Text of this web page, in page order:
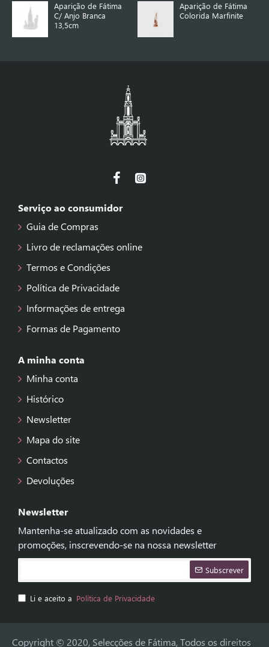
Aparição de Fátima
C/ Anjo Branca
13,5cm
Aparição de Fátima
Colorida Marfinite
Serviço ao consumidor
Guia de Compras
Livro de reclamações online
Termos e Condições
Política de Privacidade
Informações de entrega
Formas de Pagamento
A minha conta
Minha conta
Histórico
Newsletter
Mapa do site
Contactos
Devoluções
Newsletter
Mantenha-se atualizado com as novidades e
promoções, inscrevendo-se na nossa newsletter
Subscrever
Li e aceito a Política de Privacidade
Copyright © 2020, Selecções de Fátima, Todos os direitos